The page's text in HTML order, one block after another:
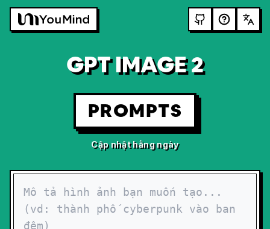
GPT IMAGE 2
PROMPTS
Cập nhật hằng ngày